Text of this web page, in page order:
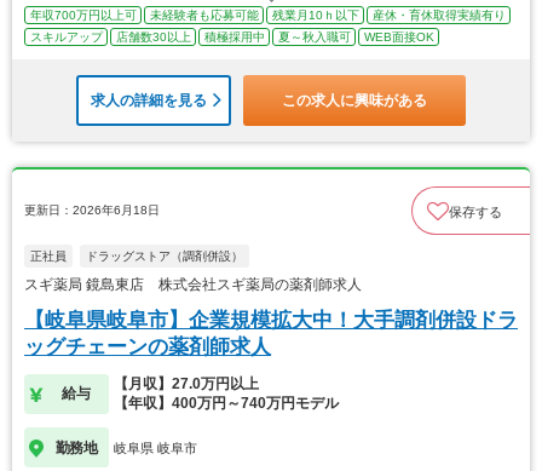
年収700万円以上可 未経験者も応募可能 残業月10ｈ以下
産休・育休取得実績有り
スキルアップ
店舗数30以上 積極採用中 夏～秋入職可 WEB面接OK
求人の詳細を見る この求人に興味がある
更新日：2026年6月18日 保存する
正社員 ドラッグストア（調剤併設）
スギ薬局 鏡島東店 株式会社スギ薬局の薬剤師求人
【岐阜県岐阜市】企業規模拡大中！大手調剤併設ドラ
ッグチェーンの薬剤師求人
給与
【月収】27.0万円以上
【年収】400万円～740万円モデル
勤務地 岐阜県 岐阜市